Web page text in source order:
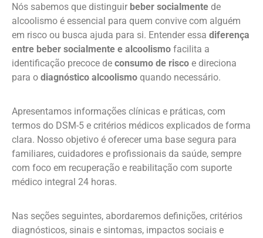
Nós sabemos que distinguir beber socialmente de
alcoolismo é essencial para quem convive com alguém
em risco ou busca ajuda para si. Entender essa diferença
entre beber socialmente e alcoolismo facilita a
identificação precoce de consumo de risco e direciona
para o diagnóstico alcoolismo quando necessário.
Apresentamos informações clínicas e práticas, com
termos do DSM-5 e critérios médicos explicados de forma
clara. Nosso objetivo é oferecer uma base segura para
familiares, cuidadores e profissionais da saúde, sempre
com foco em recuperação e reabilitação com suporte
médico integral 24 horas.
Nas seções seguintes, abordaremos definições, critérios
diagnósticos, sinais e sintomas, impactos sociais e